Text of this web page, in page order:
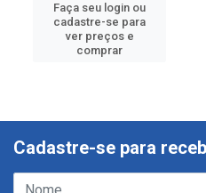
Faça seu login ou
cadastre-se para
ver preços e
comprar
Cadastre-se para